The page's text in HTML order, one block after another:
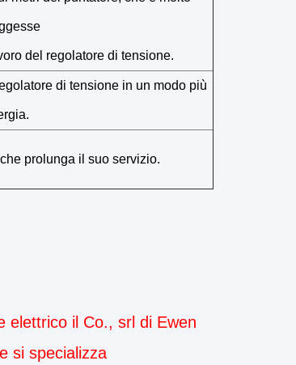
del regolatore di tensione.
di tensione in un modo più
prolunga il suo servizio.
elettrico il Co., srl di Ewen
si specializza